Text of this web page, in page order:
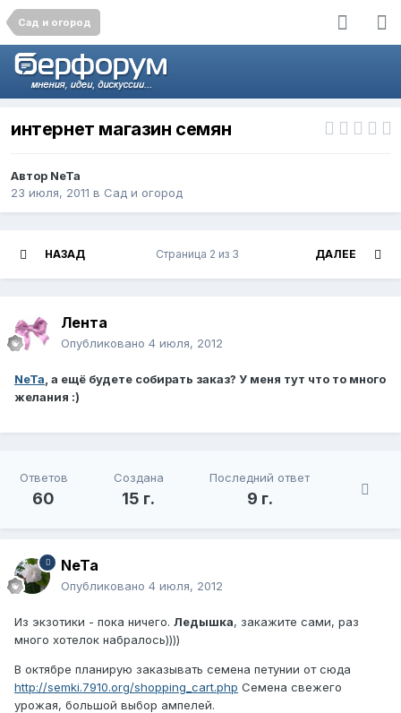
Сад и огород
интернет магазин семян
Автор NeTa
23 июля, 2011 в Сад и огород
НАЗАД ДАЛЕЕ
Страница 2 из 3
Лента
Опубликовано 4 июля, 2012
NeTa, а ещё будете собирать заказ? У меня тут что то много
желания :)
Ответов
60
Создана
15 г.
Последний ответ
9 г.
NeTa
Опубликовано 4 июля, 2012
Из экзотики - пока ничего. Ледышка, закажите сами, раз
много хотелок набралось))))
В октябре планирую заказывать семена петунии от сюда
http://semki.7910.org/shopping_cart.php Семена свежего
урожая, большой выбор ампелей.